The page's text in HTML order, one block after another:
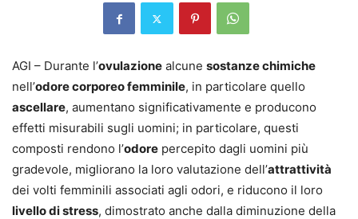
AGI – Durante l’ovulazione alcune sostanze chimiche
nell’odore corporeo femminile, in particolare quello
ascellare, aumentano significativamente e producono
effetti misurabili sugli uomini; in particolare, questi
composti rendono l’odore percepito dagli uomini più
gradevole, migliorano la loro valutazione dell’attrattività
dei volti femminili associati agli odori, e riducono il loro
livello di stress, dimostrato anche dalla diminuzione della